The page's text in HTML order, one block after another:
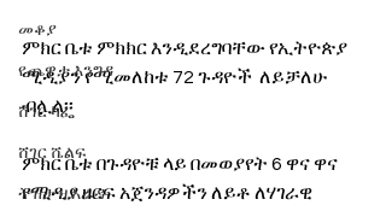
መቆያ
የጨዋታ እንግዳ
ሸገር ካፌ
ሸገር ሼልፍ
ትዝታ ዘ አራዳ
ምክር ቤቱ ምክክር እንዲደረግባቸው የኢትዮጵያ
ሚዲያን የሚመለከቱ 72 ጉዳዮች  ለይቻለሁ
ብሏል፡፡
ምክር ቤቱ በጉዳዮቹ ላይ በመወያየት 6 ዋና ዋና
የሚዲያ ዘርፍ አጀንዳዎችን ለይቶ ለሃገራዊ